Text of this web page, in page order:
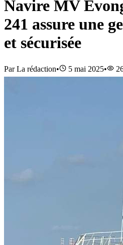
Navire MV
241 assure une
et sécurisée
ParLa rédaction• 5 mai 2025•